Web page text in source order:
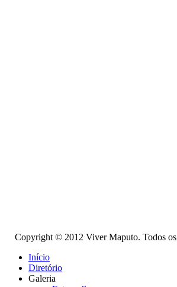
Copyright © 2012 Viver Maputo. Todos os
Início
Diretório
Galeria